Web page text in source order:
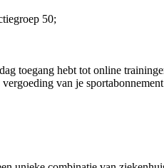
50;
toegang hebt tot online
van je